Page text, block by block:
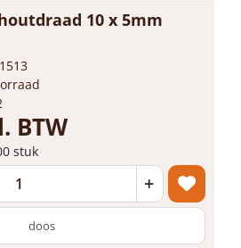
10 x 5mm
BTW
stuk
+
doos